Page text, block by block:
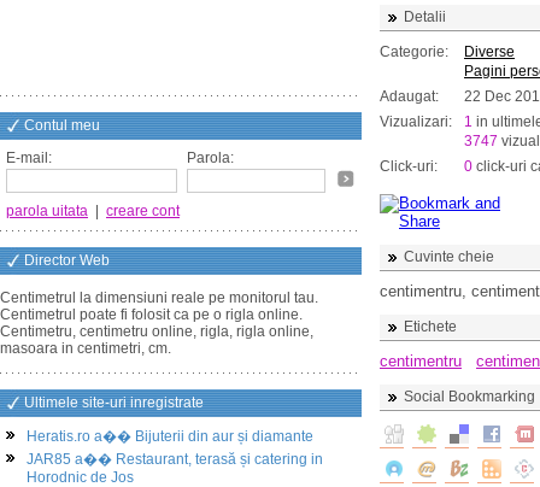
Contul meu
E-mail:
Parola:
parola uitata creare cont
Director Web
Centimetrul la dimensiuni reale pe monitorul tau.
Centimetrul poate fi folosit ca pe o rigla online.
Centimetru, centimetru online, rigla, rigla online,
masoara in centimetri, cm.
Ultimele site-uri inregistrate
Heratis.ro a�� Bijuterii din aur și diamante
JAR85 a�� Restaurant, terasă și catering in
Horodnic de Jos
Detalii
Categorie:
Diverse
Pagini
Adaugat:
22 Dec
Vizualizari:
1 in
3747
Click-uri:
0 click-uri
Cuvinte cheie
centimentru,
Etichete
centimentru
Social Bookmarking